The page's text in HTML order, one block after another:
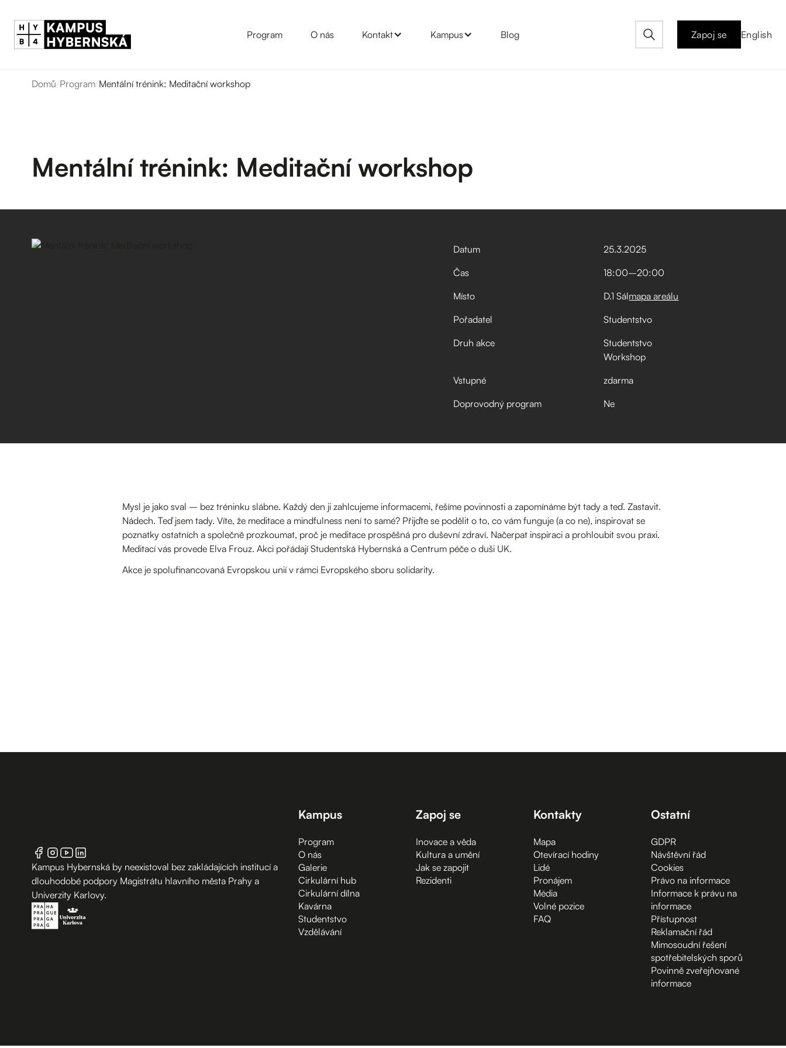
Program O nás Kontakt Kampus Blog Zapoj se English
Domů/Program/Mentální trénink: Meditační workshop
Mentální trénink: Meditační workshop
Datum 25.3.2025
Čas
18:00–⁠20:00
Místo
D.1 Sálmapa areálu
Pořadatel
Studentstvo
Druh akce
Studentstvo
Workshop
Vstupné
zdarma
Doprovodný program
Ne
Mysl je jako sval – bez tréninku slábne. Každý den ji zahlcujeme informacemi, řešíme povinnosti a zapomínáme být tady a teď. Zastavit.
Nádech. Teď jsem tady. Víte, že meditace a mindfulness není to samé? Přijďte se podělit o to, co vám funguje (a co ne), inspirovat se
poznatky ostatních a společně prozkoumat, proč je meditace prospěšná pro duševní zdraví. Načerpat inspiraci a prohloubit svou praxi.
Meditací vás provede Elva Frouz. Akci pořádají Studentská Hybernská a Centrum péče o duši UK.
Akce je spolufinancovaná Evropskou unií v rámci Evropského sboru solidarity.
Kampus Hybernská by neexistoval bez zakládajících institucí a
dlouhodobé podpory Magistrátu hlavního města Prahy a
Univerzity Karlovy.
Kampus
Program
O nás
Galerie
Cirkulární hub
Cirkulární dílna
Kavárna
Studentstvo
Vzdělávání
Zapoj se
Inovace a věda
Kultura a umění
Jak se zapojit
Rezidenti
Kontakty
Mapa
Otevírací hodiny
Lidé
Pronájem
Média
Volné pozice
FAQ
Ostatní
GDPR
Návštěvní řád
Cookies
Právo na informace
Informace k právu na
informace
Přístupnost
Reklamační řád
Mimosoudní řešení
spotřebitelských sporů
Povinně zveřejňované
informace